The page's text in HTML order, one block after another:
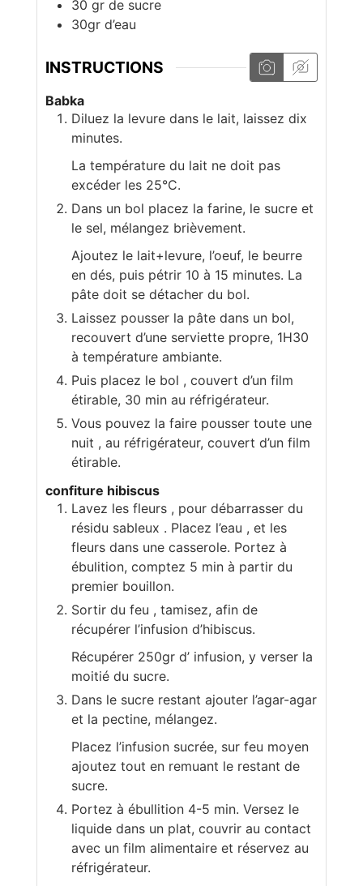
30 gr de sucre
30gr d’eau
INSTRUCTIONS
Babka
Diluez la levure dans le lait, laissez dix
minutes.
La température du lait ne doit pas
excéder les 25°C.
Dans un bol placez la farine, le sucre et
le sel, mélangez brièvement.
Ajoutez le lait+levure, l’oeuf, le beurre
en dés, puis pétrir 10 à 15 minutes. La
pâte doit se détacher du bol.
Laissez pousser la pâte dans un bol,
recouvert d’une serviette propre, 1H30
à température ambiante.
Puis placez le bol , couvert d’un film
étirable, 30 min au réfrigérateur.
Vous pouvez la faire pousser toute une
nuit , au réfrigérateur, couvert d’un film
étirable.
confiture hibiscus
Lavez les fleurs , pour débarrasser du
résidu sableux . Placez l’eau , et les
fleurs dans une casserole. Portez à
ébulition, comptez 5 min à partir du
premier bouillon.
Sortir du feu , tamisez, afin de
récupérer l’infusion d’hibiscus.
Récupérer 250gr d’ infusion, y verser la
moitié du sucre.
Dans le sucre restant ajouter l’agar-agar
et la pectine, mélangez.
Placez l’infusion sucrée, sur feu moyen
ajoutez tout en remuant le restant de
sucre.
Portez à ébullition 4-5 min. Versez le
liquide dans un plat, couvrir au contact
avec un film alimentaire et réservez au
réfrigérateur.